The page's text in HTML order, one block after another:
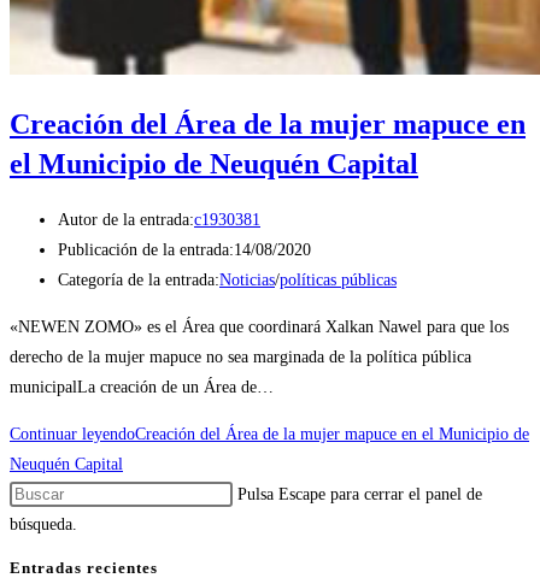
Creación del Área de la mujer mapuce en
el Municipio de Neuquén Capital
Autor de la entrada:c1930381
Publicación de la entrada:14/08/2020
Categoría de la entrada:Noticias/políticas públicas
«NEWEN ZOMO» es el Área que coordinará Xalkan Nawel para que los
derecho de la mujer mapuce no sea marginada de la política pública
municipalLa creación de un Área de…
Continuar leyendoCreación del Área de la mujer mapuce en el Municipio de
Neuquén Capital
Pulsa Escape para cerrar el panel de
búsqueda.
Entradas recientes